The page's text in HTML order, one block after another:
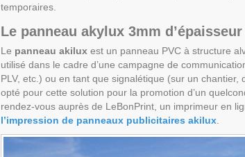
temporaires.
Le panneau akylux 3mm d’épaisseur
Le panneau akilux est un panneau PVC à structure
utilisé dans le cadre d’une campagne de
PLV, etc.) ou en tant que signalétique (sur un chantier,
opté pour cette solution pour la promotion d’un
rendez-vous auprès de LeBonPrint, un imprimeur en
l’impression de panneaux publicitaires akilux